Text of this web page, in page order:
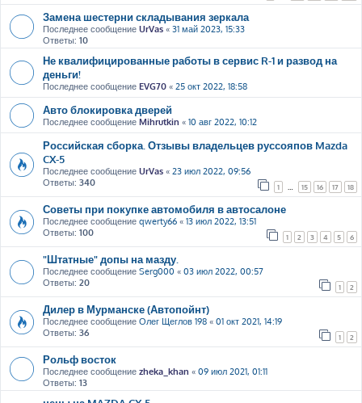
Замена шестерни складывания зеркала
Последнее сообщение UrVas « 31 май 2023, 15:33
Ответы: 10
Не квалифицированные работы в сервис R-1 и развод на
деньги!
Последнее сообщение EVG70 « 25 окт 2022, 18:58
Авто блокировка дверей
Последнее сообщение Mihrutkin « 10 авг 2022, 10:12
Российская сборка. Отзывы владельцев руссояпов Mazda
CX-5
Последнее сообщение UrVas « 23 июл 2022, 09:56
Ответы: 340 1 15 16 17 18
Советы при покупке автомобиля в автосалоне
Последнее сообщение qwerty66 « 13 июл 2022, 13:51
Ответы: 100 1 2 3 4 5 6
"Штатные" допы на мазду.
Последнее сообщение Serg000 « 03 июл 2022, 00:57
Ответы: 20 1 2
Дилер в Мурманске (Автопойнт)
Последнее сообщение Олег Щеглов 198 « 01 окт 2021, 14:19
Ответы: 36 1 2
Рольф восток
Последнее сообщение zheka_khan « 09 июл 2021, 01:11
Ответы: 13